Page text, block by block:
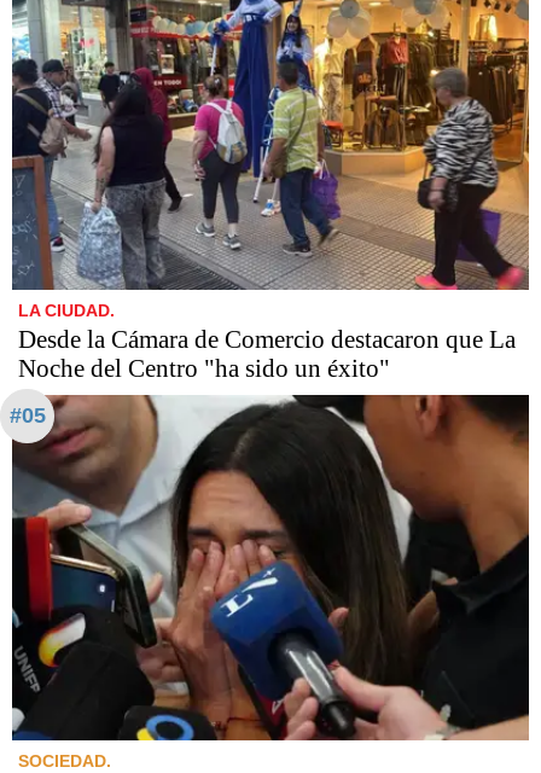
LA CIUDAD.
Desde la Cámara de Comercio destacaron que La
Noche del Centro "ha sido un éxito"
#05
SOCIEDAD.